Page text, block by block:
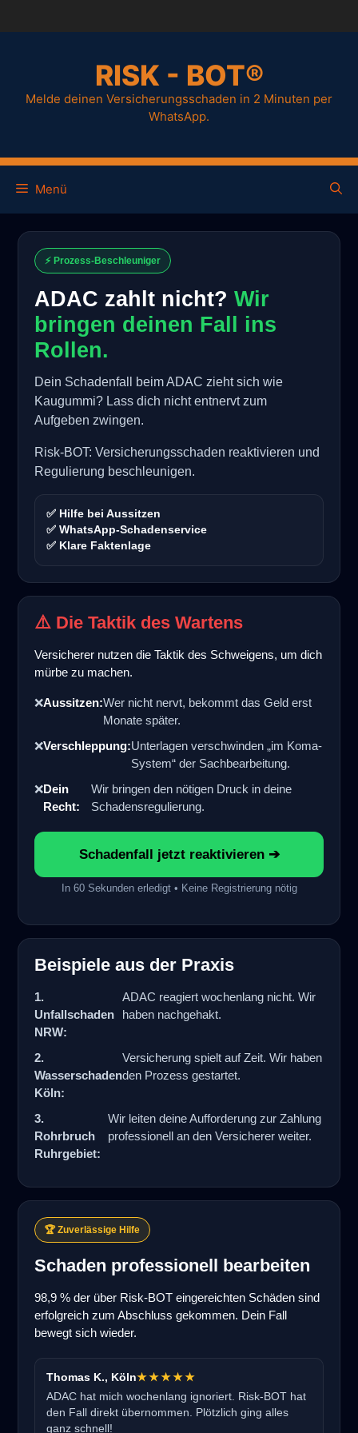
RISK - BOT®
Melde deinen Versicherungsschaden in 2 Minuten per
WhatsApp.
Menü
⚡ Prozess-Beschleuniger
ADAC zahlt nicht? Wir
bringen deinen Fall ins
Rollen.
Dein Schadenfall beim ADAC zieht sich wie
Kaugummi? Lass dich nicht entnervt zum
Aufgeben zwingen.
Risk-BOT: Versicherungsschaden reaktivieren und
Regulierung beschleunigen.
✅ Hilfe bei Aussitzen
✅ WhatsApp-Schadenservice
✅ Klare Faktenlage
⚠️ Die Taktik des Wartens
Versicherer nutzen die Taktik des Schweigens, um dich
mürbe zu machen.
❌Aussitzen:Wer nicht nervt, bekommt das Geld erst
Monate später.
❌Verschleppung:Unterlagen verschwinden „im Koma-
System“ der Sachbearbeitung.
❌Dein
Recht:
Wir bringen den nötigen Druck in deine
Schadensregulierung.
Schadenfall jetzt reaktivieren ➔
In 60 Sekunden erledigt • Keine Registrierung nötig
Beispiele aus der Praxis
1.
Unfallschaden
NRW:
ADAC reagiert wochenlang nicht. Wir
haben nachgehakt.
2.
Wasserschaden
Köln:
Versicherung spielt auf Zeit. Wir haben
den Prozess gestartet.
3.
Rohrbruch
Ruhrgebiet:
Wir leiten deine Aufforderung zur Zahlung
professionell an den Versicherer weiter.
🏆 Zuverlässige Hilfe
Schaden professionell bearbeiten
98,9 % der über Risk-BOT eingereichten Schäden sind
erfolgreich zum Abschluss gekommen. Dein Fall
bewegt sich wieder.
Thomas K., Köln★★★★★
ADAC hat mich wochenlang ignoriert. Risk-BOT hat
den Fall direkt übernommen. Plötzlich ging alles
ganz schnell!